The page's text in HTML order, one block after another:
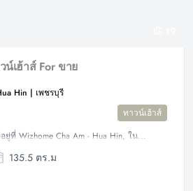
น์เฮ้าส์ For ขาย
Hin | เพชรบุรี
ทาวน์เฮ้าส์
ที่ Wizhome Cha Am - Hua Hin, ใน...
135.5 ตร.ม